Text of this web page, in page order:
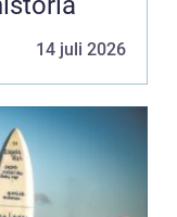
14 juli 2026